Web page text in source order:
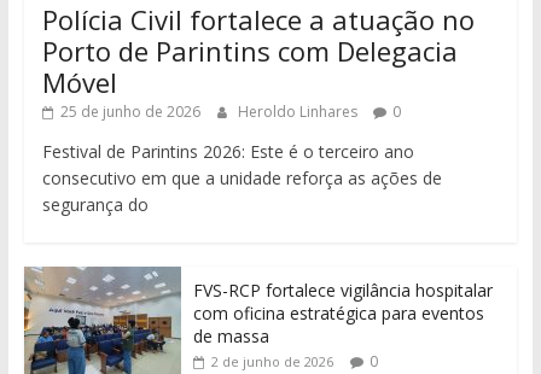
Polícia Civil fortalece a atuação no
Porto de Parintins com Delegacia
Móvel
25 de junho de 2026 Heroldo Linhares 0
Festival de Parintins 2026: Este é o terceiro ano
consecutivo em que a unidade reforça as ações de
segurança do
FVS-RCP fortalece vigilância hospitalar
com oficina estratégica para eventos
de massa
2 de junho de 2026 0